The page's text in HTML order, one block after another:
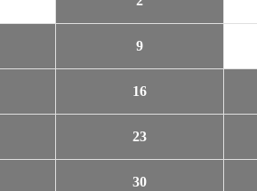
9
16
23
30